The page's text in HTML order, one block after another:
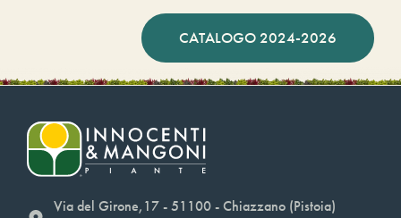
CATALOGO 2024-2026
Via del Girone,17 - 51100 - Chiazzano (Pistoia)